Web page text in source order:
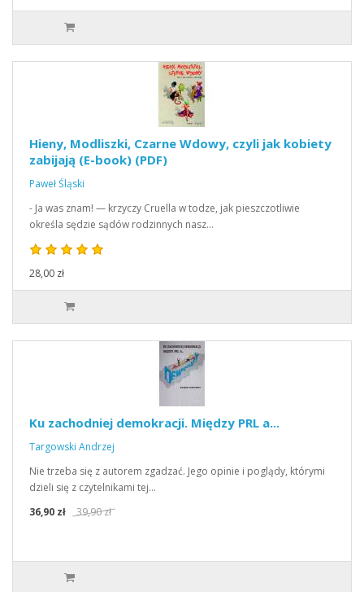
Hieny, Modliszki, Czarne Wdowy, czyli jak kobiety
zabijają (E-book) (PDF)
Paweł Śląski
- Ja was znam! — krzyczy Cruella w todze, jak pieszczotliwie
określa sędzie sądów rodzinnych nasz…
28,00 zł
Ku zachodniej demokracji. Między PRL a...
Targowski Andrzej
Nie trzeba się z autorem zgadzać. Jego opinie i poglądy, którymi
dzieli się z czytelnikami tej…
36,90 zł
39,90 zł